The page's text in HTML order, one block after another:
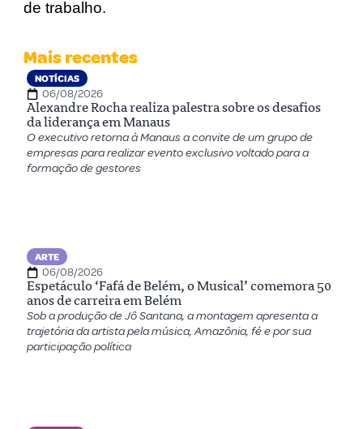
de trabalho.
Mais recentes
NOTÍCIAS
06/08/2026
Alexandre Rocha realiza palestra sobre os desafios
da liderança em Manaus
O executivo retorna à Manaus a convite de um grupo de
empresas para realizar evento exclusivo voltado para a
formação de gestores
ARTE
06/08/2026
Espetáculo ‘Fafá de Belém, o Musical’ comemora 50
anos de carreira em Belém
Sob a produção de Jô Santana, a montagem apresenta a
trajetória da artista pela música, Amazônia, fé e por sua
participação política